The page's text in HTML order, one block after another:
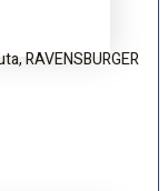
RAVENSBURGER